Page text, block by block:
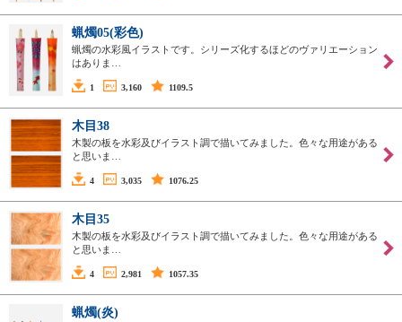
蝋燭05(彩色)
蝋燭の水彩風イラストです。シリーズ化するほどのヴァリエーション
はありま…
1 3,160 1109.5
木目38
木製の板を水彩及びイラスト調で描いてみました。色々な用途がある
と思いま…
4 3,035 1076.25
木目35
木製の板を水彩及びイラスト調で描いてみました。色々な用途がある
と思いま…
4 2,981 1057.35
蝋燭(炎)